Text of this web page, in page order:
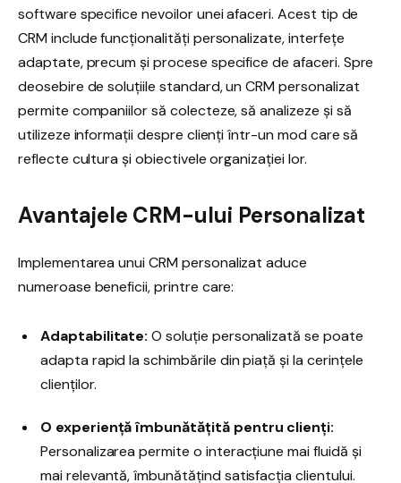
software specifice nevoilor unei afaceri. Acest tip de
CRM include funcționalități personalizate, interfețe
adaptate, precum și procese specifice de afaceri. Spre
deosebire de soluțiile standard, un CRM personalizat
permite companiilor să colecteze, să analizeze și să
utilizeze informații despre clienți într-un mod care să
reflecte cultura și obiectivele organizației lor.
Avantajele CRM-ului Personalizat
Implementarea unui CRM personalizat aduce
numeroase beneficii, printre care:
Adaptabilitate: O soluție personalizată se poate
adapta rapid la schimbările din piață și la cerințele
clienților.
O experiență îmbunătățită pentru clienți:
Personalizarea permite o interacțiune mai fluidă și
mai relevantă, îmbunătățind satisfacția clientului.